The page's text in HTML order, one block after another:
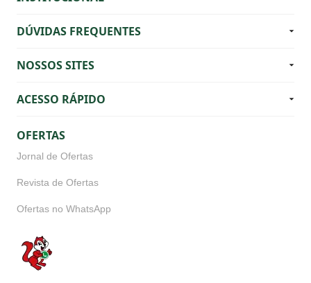
Jornal de Ofertas
Revista de Ofertas
Ofertas no WhatsApp
SAC
Serviço de atendimento ao cliente